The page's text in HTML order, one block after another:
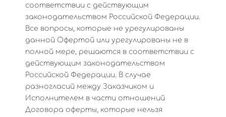
соответствии с действующим
законодательством Российской Федерации.
Все вопросы, которые не урегулированы
данной Офертой или урегулированы не в
полной мере, решаются в соответствии с
действующим законодательством
Российской Федерации. В случае
разногласий между Заказчиком и
Исполнителем в части отношений
Договора оферты, которые нельзя